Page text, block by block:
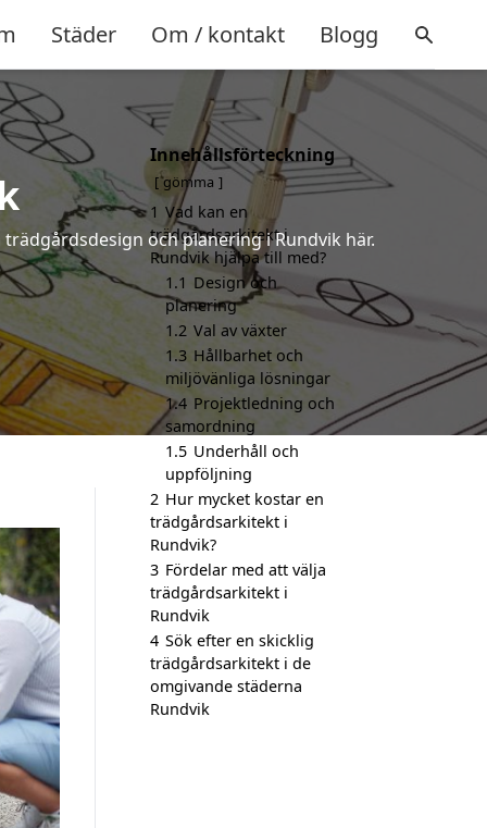
Städer Om / kontakt Blogg
och planering i Rundvik här.
Innehållsförteckning
gömma
1 Vad kan en
trädgårdsarkitekt i
Rundvik hjälpa till med?
1.1 Design och
planering
1.2 Val av växter
1.3 Hållbarhet och
miljövänliga lösningar
1.4 Projektledning och
samordning
1.5 Underhåll och
uppföljning
2 Hur mycket kostar en
trädgårdsarkitekt i
Rundvik?
3 Fördelar med att välja
trädgårdsarkitekt i
Rundvik
4 Sök efter en skicklig
trädgårdsarkitekt i de
omgivande städerna
Rundvik